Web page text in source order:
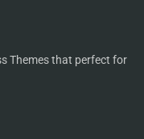
Themes that perfect for